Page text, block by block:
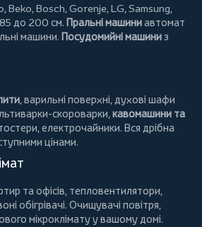
,Beko,Bosch,Gorenje,LG,Samsung,
до 200 см. Пральні машиниавтомат
машини. Посудомийні машиниз
, варильні поверхні, духові шафи
скороварки,кавомашини та
,електрочайники. Вся дрібна
цінами.
та офісів, тепловентилятори,
обігрівачі. Очищувачі повітря,
мікроклімату у вашому домі.